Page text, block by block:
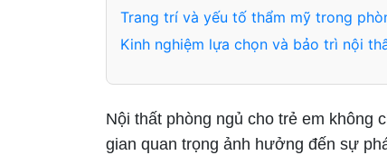
Trang trí và yếu tố thẩm mỹ trong
Kinh nghiệm lựa chọn và bảo trì nội
Nội thất phòng ngủ cho trẻ em không
gian quan trọng ảnh hưởng đến sự